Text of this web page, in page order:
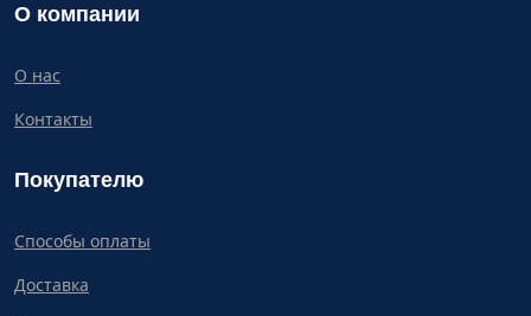
О компании
О нас
Контакты
Покупателю
Способы оплаты
Доставка